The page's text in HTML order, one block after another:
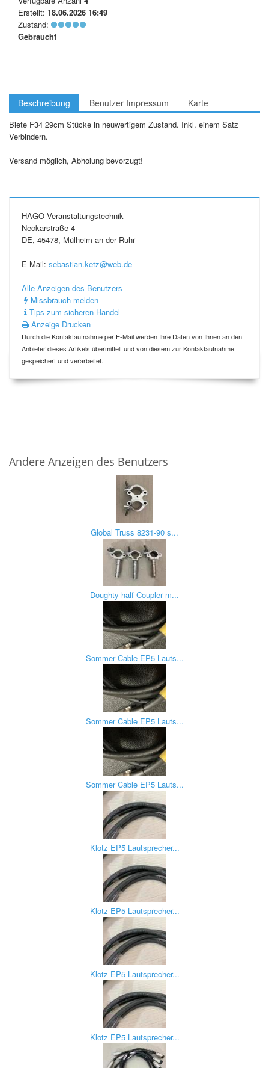
Erstellt: 18.06.2026 16:49
Zustand:
Gebraucht
Beschreibung Benutzer Impressum Karte
Biete F34 29cm Stücke in neuwertigem Zustand. Inkl. einem Satz
Verbindern.
Versand möglich, Abholung bevorzugt!
HAGO Veranstaltungstechnik
Neckarstraße 4
DE, 45478, Mülheim an der Ruhr
E-Mail: sebastian.ketz@web.de
Alle Anzeigen des Benutzers
Missbrauch melden
Tips zum sicheren Handel
Anzeige Drucken
Durch die Kontaktaufnahme per E-Mail werden Ihre Daten von Ihnen an den
Anbieter dieses Artikels übermittelt und von diesem zur Kontaktaufnahme
gespeichert und verarbeitet.
Andere Anzeigen des Benutzers
Global Truss 8231-90 s...
Doughty half Coupler m...
Sommer Cable EP5 Lauts...
Sommer Cable EP5 Lauts...
Sommer Cable EP5 Lauts...
Klotz EP5 Lautsprecher...
Klotz EP5 Lautsprecher...
Klotz EP5 Lautsprecher...
Klotz EP5 Lautsprecher...